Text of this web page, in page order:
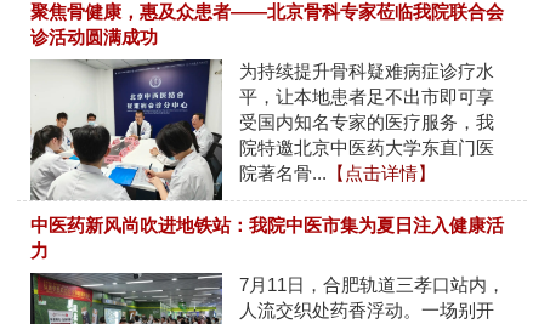
聚焦骨健康，惠及众患者——北京骨科专家莅临我院联合会
诊活动圆满成功
为持续提升骨科疑难病症诊疗水
平，让本地患者足不出市即可享
受国内知名专家的医疗服务，我
院特邀北京中医药大学东直门医
院著名骨... 【点击详情】
中医药新风尚吹进地铁站：我院中医市集为夏日注入健康活
力
7月11日，合肥轨道三孝口站内，
人流交织处药香浮动。一场别开